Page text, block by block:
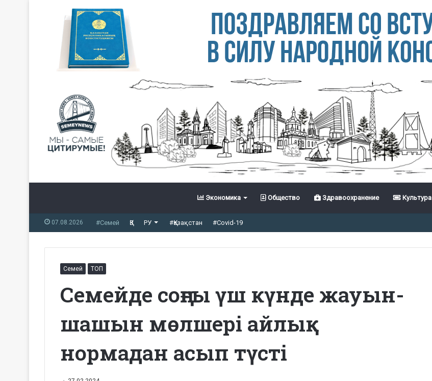
Экономика Общество Здравоохранение Культура
07.08.2026 #Семей ҚЗ РУ #Қазақстан #Covid-19
Семей ТОП
Семейде соңғы үш күнде жауын-
шашын мөлшері айлық
нормадан асып түсті